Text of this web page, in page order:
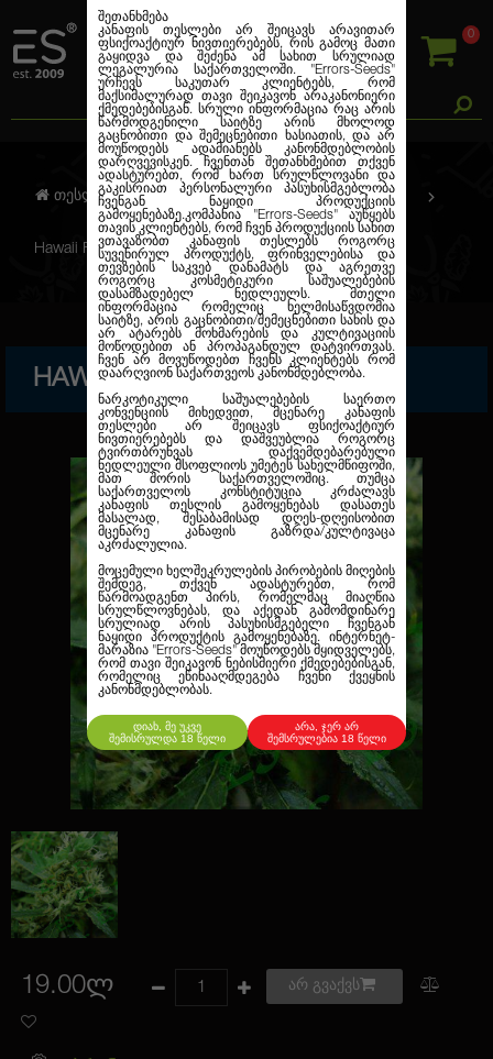
0
შეთანხმება
კანაფის თესლები არ შეიცავს არავითარ
ფსიქოაქტიურ ნივთიერებებს, რის გამოც მათი
გაყიდვა და შეძენა ამ სახით სრულიად
ლეგალურია საქართველოში. "Errors-Seeds"
ურჩევს საკუთარ კლიენტებს, რომ
მაქსიმალურად თავი შეიკავონ არაკანონიერი
ქმედებებისგან. სრული ინფორმაცია რაც არის
წარმოდგენილი საიტზე არის მხოლოდ
გაცნობითი და შემეცნებითი ხასიათის, და არ
მოუწოდებს ადამიანებს კანონმდებლობის
დარღვევისკენ. ჩვენთან შეთანხმებით თქვენ
ადასტურებთ, რომ ხართ სრულწლოვანი და
გაკისრიათ პერსონალური პასუხისმგებლობა
ჩვენგან ნაყიდი პროდუქციის
გამოყენებაზე.კომპანია
"Errors-Seeds" აუწყებს
თავის კლიენტებს, რომ ჩვენ პროდუქციის სახით
ვთავაზობთ კანაფის თესლებს როგორც
სუვენირულ პროდუქტს, ფრინველებისა და
თევზების საკვებ დანამატს და აგრეთვე
როგორც კოსმეტიკური საშუალებების
დასამზადებელ ნედლეულს. მთელი
ინფორმაცია რომელიც ხელმისაწვდომია
საიტზე, არის გაცნობითი/შემეცნებითი სახის და
არ ატარებს მოხმარების და კულტივაციის
მოწოდებით ან პროპაგანდულ დატვირთვას.
ჩვენ არ მოვუწოდებთ ჩვენს კლიენტებს რომ
დაარღვიონ საქართვეოს კანონმდებლობა.
ნარკოტიკული საშუალებების საერთო
კონვენციის მიხედვით, მცენარე კანაფის
თესლები არ შეიცავს ფსიქოაქტიურ
ნივთიერებებს და დაშვეუბლია როგორც
ტვირთბრუნვას დაქვემდებარებული
ნედლეული მსოფლიოს უმეტეს სახელმწიფოში,
მათ შორის საქართველოშიც. თუმცა
საქართველოს კონსტიტუცია კრძალავს
კანაფის თესლის გამოყენებას დასათეს
მასალად, შესაბამისად დღეს-დღეისობით
მცენარე კანაფის გაზრდა/კულტივაცა
აკრძალულია.
მოცემული ხელშეკრულების პირობების მიღების
შემდეგ, თქვენ ადასტურებთ, რომ
წარმოადგენთ პირს, რომელმაც მიაღწია
სრულწლოვნებას, და აქედან გამომდინარე
სრულიად არის პასუხისმგებელი ჩვენგან
ნაყიდი პროდუქტის გამოყენებაზე. ინტერნეტ-
მარაზია "Errors-Seeds" მოუწოდებს მყიდველებს,
რომ თავი შეიკავონ ნებისმიერი ქმედებებისგან,
რომელიც ეწინააღმდეგება ჩვენი ქვეყნის
კანონმდებლობას.
დიახ, მე უკვე
შემისრულდა 18 წელი
არა, ჯერ არ
შემსრულებია 18 წელი
თესლების კანაფი ფემინიზირებული
Hawaii Feminised Silver
HAWAII FEMINISED SILVER
19.00ლ არ გვაქვს